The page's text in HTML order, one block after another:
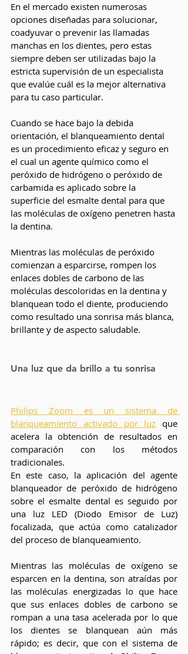
En el mercado existen numerosas
opciones diseñadas para solucionar,
coadyuvar o prevenir las llamadas
manchas en los dientes, pero estas
siempre deben ser utilizadas bajo la
estricta supervisión de un especialista
que evalúe cuál es la mejor alternativa
para tu caso particular.
Cuando se hace bajo la debida
orientación, el blanqueamiento dental
es un procedimiento eficaz y seguro en
el cual un agente químico como el
peróxido de hidrógeno o peróxido de
carbamida es aplicado sobre la
superficie del esmalte dental para que
las moléculas de oxígeno penetren hasta
la dentina.
Mientras las moléculas de peróxido
comienzan a esparcirse, rompen los
enlaces dobles de carbono de las
moléculas descoloridas en la dentina y
blanquean todo el diente, produciendo
como resultado una sonrisa más blanca,
brillante y de aspecto saludable.
Una luz que da brillo a tu sonrisa
Philips Zoom es un sistema de
blanqueamiento activado por luz que
acelera la obtención de resultados en
comparación con los métodos
tradicionales.
En este caso, la aplicación del agente
blanqueador de peróxido de hidrógeno
sobre el esmalte dental es seguido por
una luz LED (Diodo Emisor de Luz)
focalizada, que actúa como catalizador
del proceso de blanqueamiento.
Mientras las moléculas de oxígeno se
esparcen en la dentina, son atraídas por
las moléculas energizadas lo que hace
que sus enlaces dobles de carbono se
rompan a una tasa acelerada por lo que
los dientes se blanquean aún más
rápido; es decir, que con el sistema de